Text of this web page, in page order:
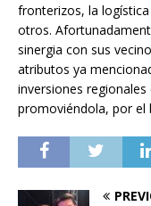
fronterizos, la
otros.
sinergia con sus
atributos ya
inversiones
promoviéndola, por el